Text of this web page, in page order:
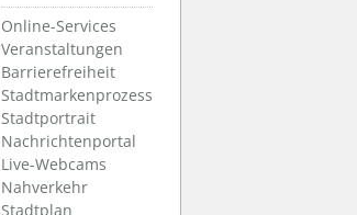
Online-Services
Veranstaltungen
Barrierefreiheit
Stadtmarkenprozess
Stadtportrait
Nachrichtenportal
Live-Webcams
Nahverkehr
Stadtplan